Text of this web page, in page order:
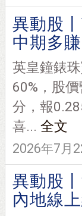
異動股
中期多
英皇鐘錶
60%，股
分，報
喜... 全文
2026年7月
異動股
內地線